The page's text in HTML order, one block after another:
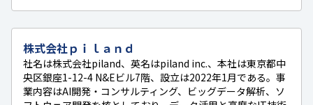
株式会社ｐｉｌａｎｄ
社名は株式会社piland、英名はpiland inc.、本社は東京都中
央区銀座1-12-4 N&Eビル7階、設立は2022年1月である。事
業内容はAI開発・コンサルティング、ビッグデータ解析、ソ